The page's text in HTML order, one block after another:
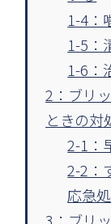
1-4：
1-5：
1-6：
2：ブリ
ときの対
2-1：
2-2：
応急
3：ブリ